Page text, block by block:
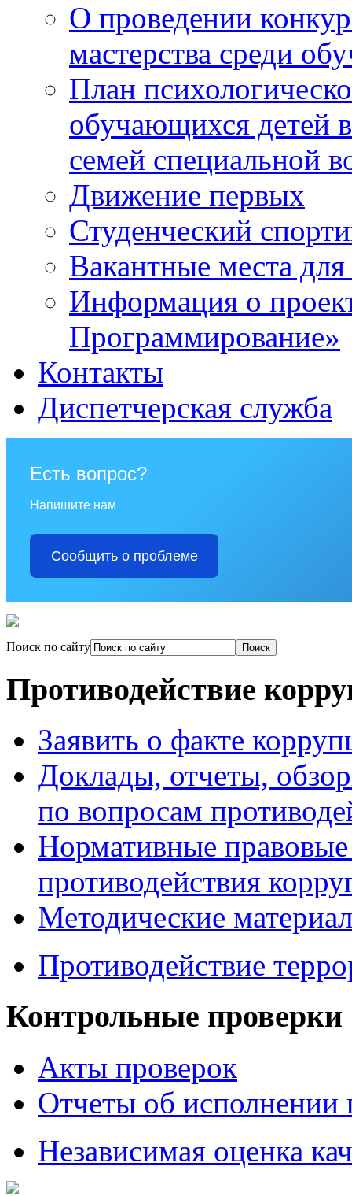
О проведении
мастерства среди
План
обучающихся детей
семей специальной
Движение первых
Студенческий
Вакантные места для
Информация о
Программирование»
Контакты
Диспетчерская служба
Есть вопрос?
Напишите нам
Сообщить о проблеме
Поиск по сайту
Противодействие
Заявить о факте
Доклады, отчеты,
по вопросам
Нормативные
противодействия
Методические
Противодействие
Контрольные проверки
Акты проверок
Отчеты об исполнении
Независимая оценка